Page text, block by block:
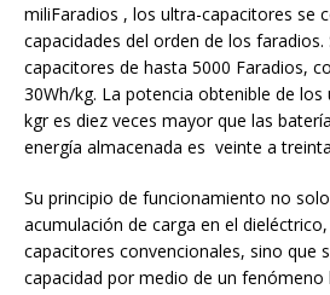
miliFaradios , los ultra-capacitores se
capacidades del orden de los faradios.
capacitores de hasta 5000 Faradios,
30Wh/kg. La potencia obtenible de
kgr es diez veces mayor que las
energía almacenada es veinte a
Su principio de funcionamiento no
acumulación de carga en el
capacitores convencionales, sino que
capacidad por medio de un fenómeno